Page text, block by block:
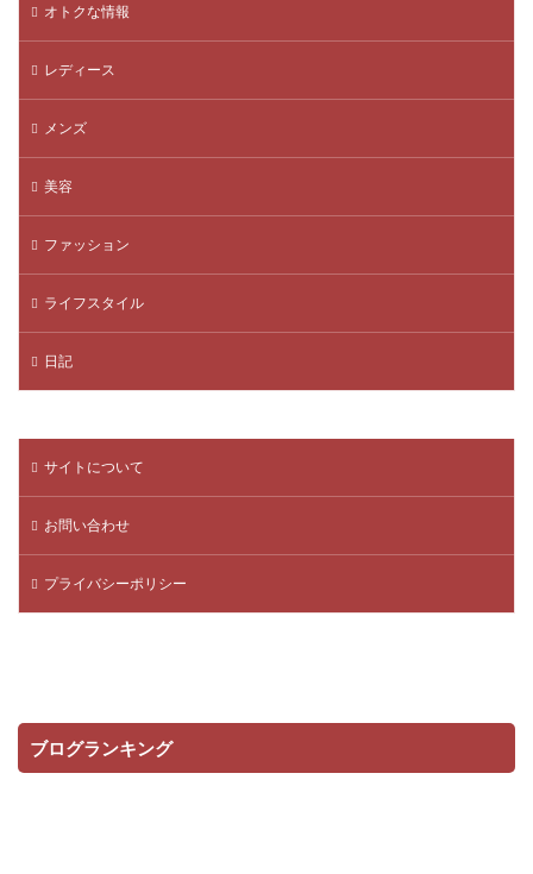
オトクな情報
レディース
メンズ
美容
ファッション
ライフスタイル
日記
サイトについて
お問い合わせ
プライバシーポリシー
ブログランキング